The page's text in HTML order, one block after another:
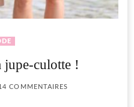
jupe-culotte !
COMMENTAIRES